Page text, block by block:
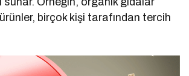
ürünler, birçok kişi tarafından tercih